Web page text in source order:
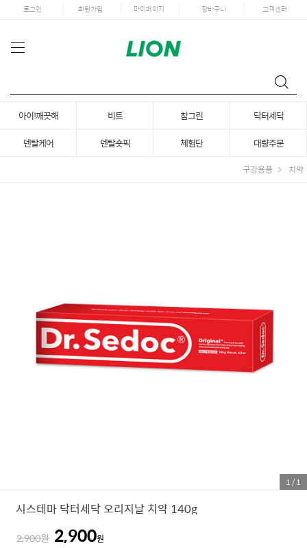
로그인 회원가입 마이페이지 장바구니 고객센터
아이!깨끗해 비트 참그린
닥터세닥
덴탈케어
덴탈숏픽 체험단 대량주문
구강용품 치약
1/1
시스테마 닥터세닥 오리지날 치약 140g
2,900원 2,900원